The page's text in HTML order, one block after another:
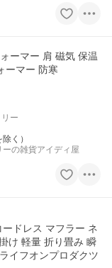
ーマー 肩 磁気 保温
ーマー 防寒
ー
く）
の雑貨アイディ屋
ドレス マフラー ネ
け 軽量 折り畳み 瞬
イフオンプロダクツ